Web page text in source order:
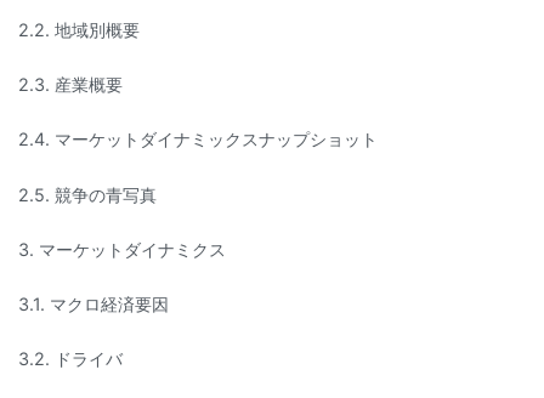
2.2. 地域別概要
2.3. 産業概要
2.4. マーケットダイナミックスナップショット
2.5. 競争の青写真
3. マーケットダイナミクス
3.1. マクロ経済要因
3.2. ドライバ